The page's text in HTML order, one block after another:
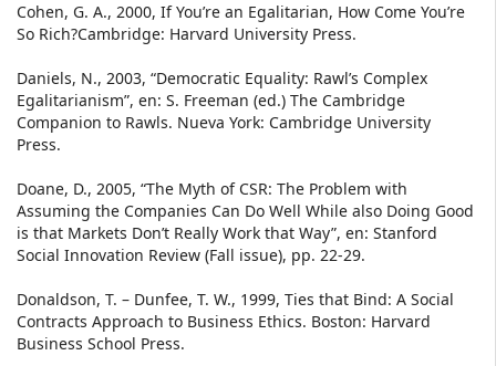
Cohen, G. A., 2000, If You’re an Egalitarian, How Come You’re
So Rich?Cambridge: Harvard University Press.
Daniels, N., 2003, “Democratic Equality: Rawl’s Complex
Egalitarianism”, en: S. Freeman (ed.) The Cambridge
Companion to Rawls. Nueva York: Cambridge University
Press.
Doane, D., 2005, “The Myth of CSR: The Problem with
Assuming the Companies Can Do Well While also Doing Good
is that Markets Don’t Really Work that Way”, en: Stanford
Social Innovation Review (Fall issue), pp. 22-29.
Donaldson, T. – Dunfee, T. W., 1999, Ties that Bind: A Social
Contracts Approach to Business Ethics. Boston: Harvard
Business School Press.